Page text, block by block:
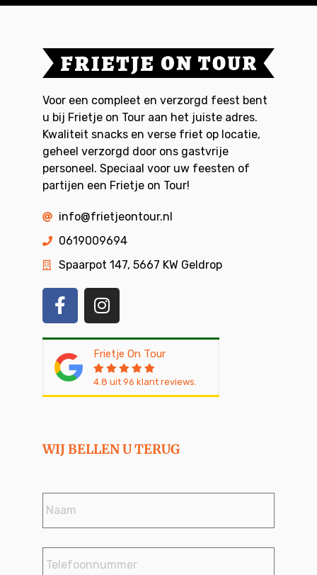
Voor een compleet en verzorgd feest bent
u bij Frietje on Tour aan het juiste adres.
Kwaliteit snacks en verse friet op locatie,
geheel verzorgd door ons gastvrije
personeel. Speciaal voor uw feesten of
partijen een Frietje on Tour!
info@frietjeontour.nl
0619009694
Spaarpot 147, 5667 KW Geldrop
Frietje On Tour
4.8 uit 96 klant reviews.
WIJ BELLEN U TERUG
Naam *
Telefoonnummer *